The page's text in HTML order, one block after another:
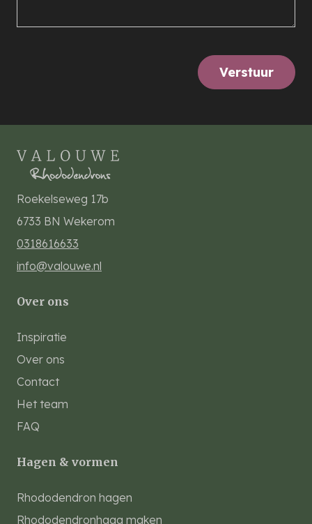
Verstuur
Roekelseweg 17b
6733 BN Wekerom
0318616633
info@valouwe.nl
Over ons
Inspiratie
Over ons
Contact
Het team
FAQ
Hagen & vormen
Rhododendron hagen
Rhododendronhaag maken